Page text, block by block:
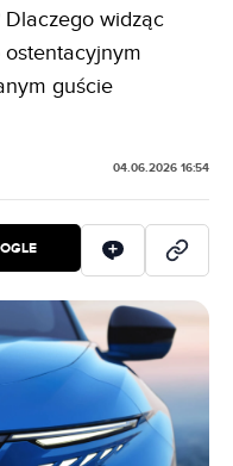
widząc
guście
04.06.2026 16:54